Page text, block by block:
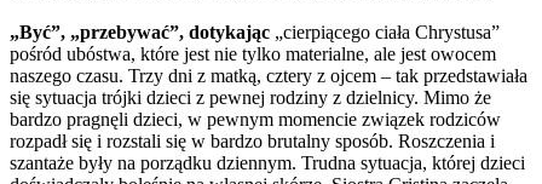
„Być”, „przebywać”, dotykając „cierpiącego ciała Chrystusa”
pośród ubóstwa, które jest nie tylko materialne, ale jest owocem
naszego czasu. Trzy dni z matką, cztery z ojcem – tak przedstawiała
się sytuacja trójki dzieci z pewnej rodziny z dzielnicy. Mimo że
bardzo pragnęli dzieci, w pewnym momencie związek rodziców
rozpadł się i rozstali się w bardzo brutalny sposób. Roszczenia i
szantaże były na porządku dziennym. Trudna sytuacja, której dzieci